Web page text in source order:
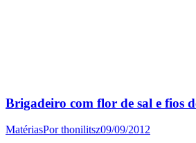
Brigadeiro com flor de sal e fios
MatériasPorthonilitsz09/09/2012